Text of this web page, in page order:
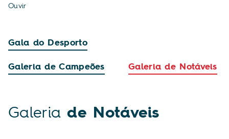
Ouvir
Gala do Desporto
Galeria de Campeões
Galeria de Notáveis
Galeria de Notáveis